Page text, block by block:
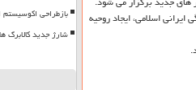
اسلامی، ایجاد روحیه
بازطراحی اکوسیستم
شارژ جدید کالابرگ ها